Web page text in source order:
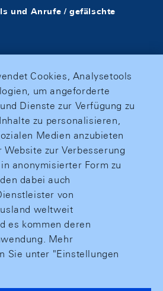
und Anrufe / gefälschte
Cookies, Analysetools
um angeforderte
Dienste zur Verfügung zu
zu personalisieren,
Medien anzubieten
Website zur Verbesserung
anonymisierter Form zu
dabei auch
von
weltweit
es kommen deren
Mehr
Sie unter "Einstellungen